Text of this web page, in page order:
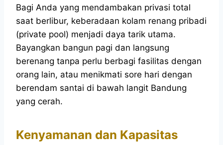
Bagi Anda yang mendambakan privasi total
saat berlibur, keberadaan kolam renang pribadi
(private pool) menjadi daya tarik utama.
Bayangkan bangun pagi dan langsung
berenang tanpa perlu berbagi fasilitas dengan
orang lain, atau menikmati sore hari dengan
berendam santai di bawah langit Bandung
yang cerah.
Kenyamanan dan Kapasitas